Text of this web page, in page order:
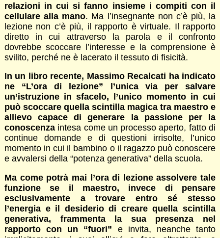
relazioni in cui si fanno insieme i compiti con il
cellulare alla mano. Ma l’insegnante non c’è più, la
lezione non c’è più, il rapporto è virtuale. Il rapporto
diretto in cui attraverso la parola e il confronto
dovrebbe scoccare l’interesse e la comprensione è
svilito, perché ne è lacerato il tessuto di fisicità.
In un libro recente, Massimo Recalcati ha indicato
ne “L’ora di lezione” l’unica via per salvare
un’istruzione in sfacelo, l’unico momento in cui
può scoccare quella scintilla magica tra maestro e
allievo capace di generare la passione per la
conoscenzaintesa come un processo aperto, fatto di
continue domande e di questioni irrisolte, l’unico
momento in cui il bambino o il ragazzo può conoscere
e avvalersi della “potenza generativa” della scuola.
Ma come potrà mai l’ora di lezione assolvere tale
funzione se il maestro, invece di pensare
esclusivamente a trovare entro sé stesso
l’energia e il desiderio di creare quella scintilla
generativa, frammenta la sua presenza nel
rapporto con un “fuori” e invita, neanche tanto